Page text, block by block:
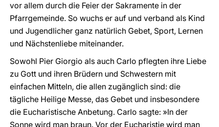
vor allem durch die Feier der Sakramente in der
Pfarrgemeinde. So wuchs er auf und verband als Kind
und Jugendlicher ganz natürlich Gebet, Sport, Lernen
und Nächstenliebe miteinander.
Sowohl Pier Giorgio als auch Carlo pflegten ihre Liebe
zu Gott und ihren Brüdern und Schwestern mit
einfachen Mitteln, die allen zugänglich sind: die
tägliche Heilige Messe, das Gebet und insbesondere
die Eucharistische Anbetung. Carlo sagte: »In der
Sonne wird man braun. Vor der Eucharistie wird man